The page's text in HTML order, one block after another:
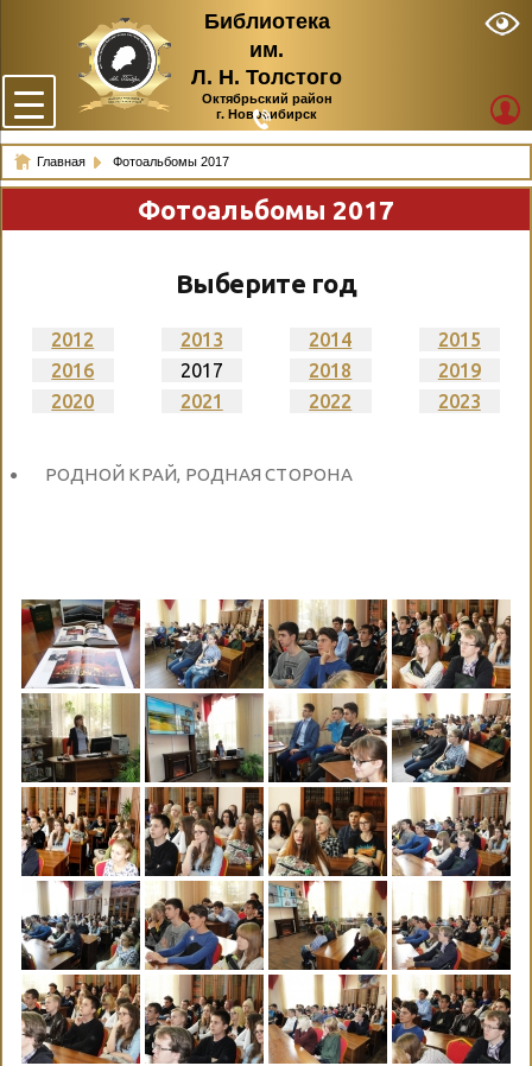
Библиотека
им.
Л. Н. Толстого
Октябрьский район
г. Новосибирск
Главная Фотоальбомы 2017
Фотоальбомы 2017
Выберите год
2012 2013 2014
2015
2016
2017 2018
2019
2020
2021 2022 2023
РОДНОЙ КРАЙ, РОДНАЯ СТОРОНА